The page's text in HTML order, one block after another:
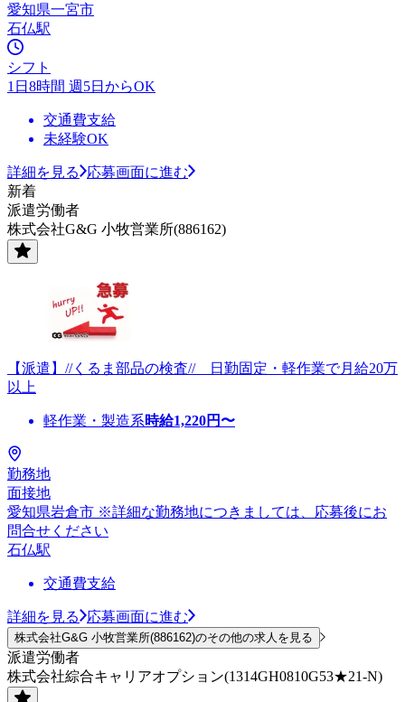
愛知県一宮市
石仏駅
シフト
1日8時間 週5日からOK
交通費支給
未経験OK
詳細を見る
応募画面に進む
新着
派遣労働者
株式会社G&G 小牧営業所(886162)
【派遣】//くるま部品の検査// 日勤固定・軽作業で月給20万
以上
軽作業・製造系時給1,220円〜
勤務地
面接地
愛知県岩倉市 ※詳細な勤務地につきましては、応募後にお
問合せください
石仏駅
交通費支給
詳細を見る 応募画面に進む
株式会社G&G 小牧営業所(886162)のその他の求人を見る
派遣労働者
株式会社綜合キャリアオプション(1314GH0810G53★21-N)